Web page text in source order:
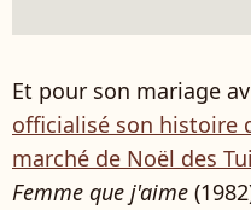
Et pour son mariage
officialisé son histoire
marché de Noël des
Femme que j'aime